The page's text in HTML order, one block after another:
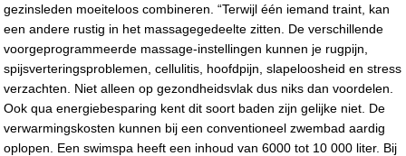
gezinsleden moeiteloos combineren. “Terwijl één iemand traint, kan
een andere rustig in het massagegedeelte zitten. De verschillende
voorgeprogrammeerde massage-instellingen kunnen je rugpijn,
spijsverteringsproblemen, cellulitis, hoofdpijn, slapeloosheid en stress
verzachten. Niet alleen op gezondheidsvlak dus niks dan voordelen.
Ook qua energiebesparing kent dit soort baden zijn gelijke niet. De
verwarmingskosten kunnen bij een conventioneel zwembad aardig
oplopen. Een swimspa heeft een inhoud van 6000 tot 10 000 liter. Bij